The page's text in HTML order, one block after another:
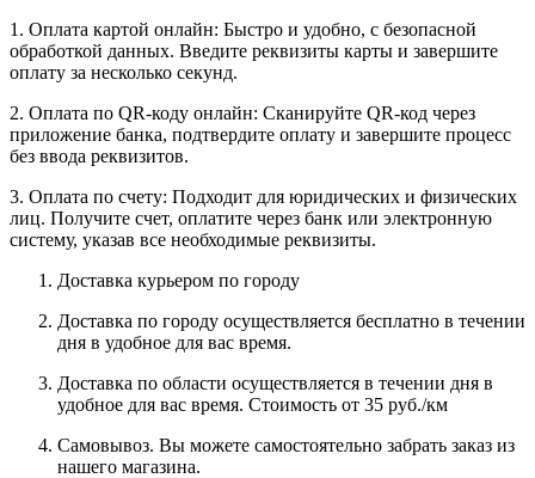
1. Оплата картой онлайн: Быстро и удобно, с безопасной
обработкой данных. Введите реквизиты карты и завершите
оплату за несколько секунд.
2. Оплата по QR-коду онлайн: Сканируйте QR-код через
приложение банка, подтвердите оплату и завершите процесс
без ввода реквизитов.
3. Оплата по счету: Подходит для юридических и физических
лиц. Получите счет, оплатите через банк или электронную
систему, указав все необходимые реквизиты.
Доставка курьером по городу
Доставка по городу осуществляется бесплатно в течении
дня в удобное для вас время.
Доставка по области осуществляется в течении дня в
удобное для вас время. Стоимость от 35 руб./км
Самовывоз. Вы можете самостоятельно забрать заказ из
нашего магазина.